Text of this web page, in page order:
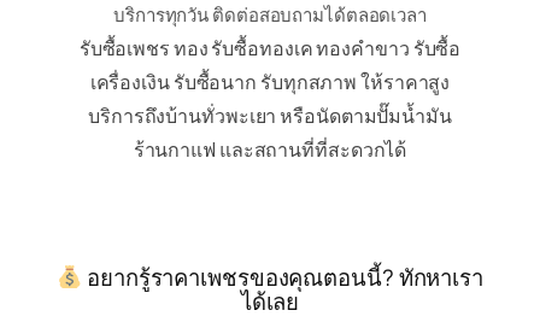
บริการทุกวัน ติดต่อสอบถามได้ตลอดเวลา
รับซื้อเพชร ทอง รับซื้อทองเค ทองคำขาว รับซื้อ
เครื่องเงิน รับซื้อนาก รับทุกสภาพ ให้ราคาสูง
บริการถึงบ้านทั่วพะเยา หรือนัดตามปั๊มน้ำมัน
ร้านกาแฟ และสถานที่ที่สะดวกได้
อยากรู้ราคาเพชรของคุณตอนนี้? ทักหาเรา
ได้เลย